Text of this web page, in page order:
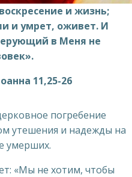
и жизнь;
и умрет, оживет. И
в Меня не
11,25-26
погребение
утешения и надежды на
умерших.
«Мы не хотим, чтобы